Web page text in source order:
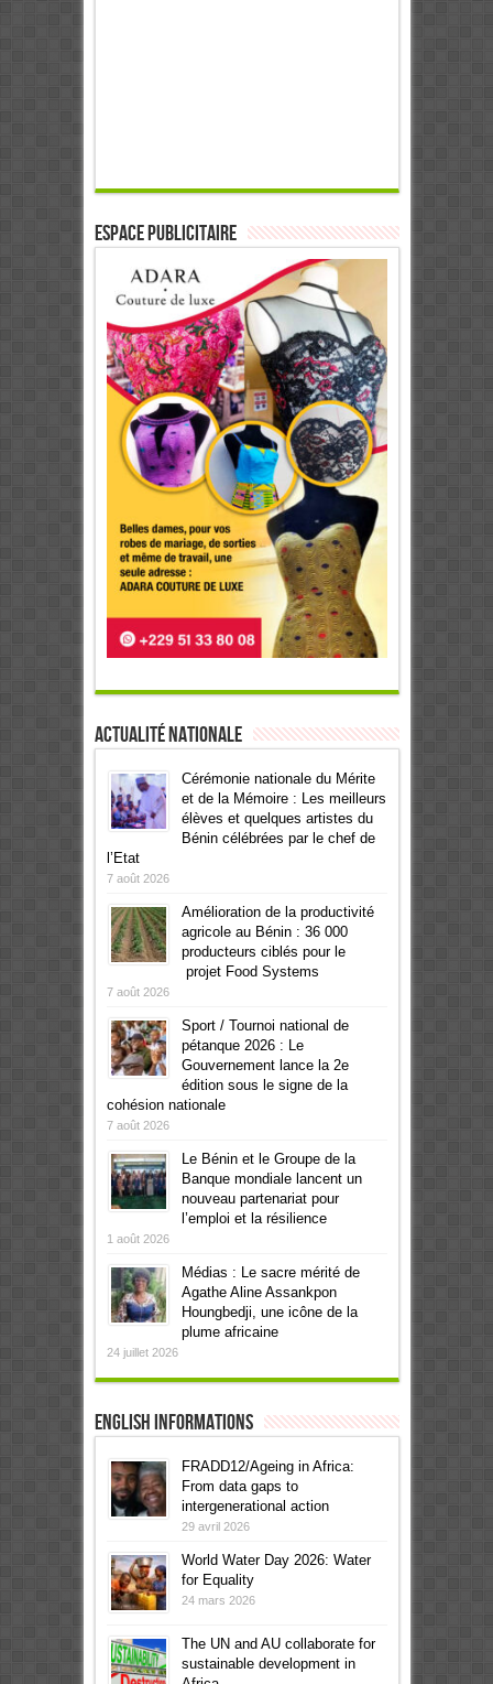
ESPACE PUBLICITAIRE
Actualité Nationale
Cérémonie nationale du Mérite
et de la Mémoire : Les meilleurs
élèves et quelques artistes du
Bénin célébrées par le chef de
l’Etat
7 août 2026
Amélioration de la productivité
agricole au Bénin : 36 000
producteurs ciblés pour le
projet Food Systems
7 août 2026
Sport / Tournoi national de
pétanque 2026 : Le
Gouvernement lance la 2e
édition sous le signe de la
cohésion nationale
7 août 2026
Le Bénin et le Groupe de la
Banque mondiale lancent un
nouveau partenariat pour
l’emploi et la résilience
1 août 2026
Médias : Le sacre mérité de
Agathe Aline Assankpon
Houngbedji, une icône de la
plume africaine
24 juillet 2026
English informations
FRADD12/Ageing in Africa:
From data gaps to
intergenerational action
29 avril 2026
World Water Day 2026: Water
for Equality
24 mars 2026
The UN and AU collaborate for
sustainable development in